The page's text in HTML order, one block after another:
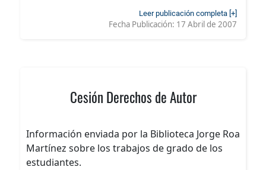
Leer publicación completa [+]
Fecha Publicación: 17 Abril de 2007
Cesión Derechos de Autor
Información enviada por la Biblioteca Jorge Roa
Martínez sobre los trabajos de grado de los
estudiantes.